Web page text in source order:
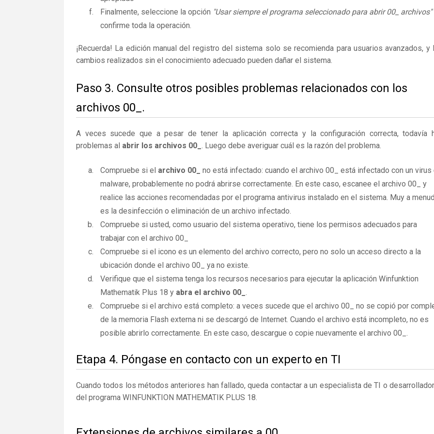
Finalmente, seleccione la opción "Usar siempre el programa seleccionado para abrir 00_ archivos"
confirme toda la operación.
¡Recuerda! La edición manual del registro del sistema solo se recomienda para usuarios avanzados, y
cambios realizados sin el conocimiento adecuado pueden dañar el sistema.
Paso 3. Consulte otros posibles problemas relacionados con los
archivos 00_.
A veces sucede que a pesar de tener la aplicación correcta y la configuración correcta, todavía
problemas al abrir los archivos 00_ . Luego debe averiguar cuál es la razón del problema.
Compruebe si el archivo 00_
no está infectado: cuando el archivo 00_ está infectado con un virus
malware, probablemente no podrá abrirse correctamente. En este caso, escanee el archivo 00_ y
realice las acciones recomendadas por el programa antivirus instalado en el sistema. Muy a
es la desinfección o eliminación de un archivo infectado.
Compruebe si usted, como usuario del sistema operativo, tiene los permisos adecuados para
trabajar con el archivo 00_
Compruebe si el icono es un elemento del archivo correcto, pero no solo un acceso directo a la
ubicación donde el archivo 00_ ya no existe.
Verifique que el sistema tenga los recursos necesarios para ejecutar la aplicación Winfunktion
Mathematik Plus 18 y abra el archivo 00_ .
Compruebe si el archivo está completo: a veces sucede que el archivo 00_ no se copió por
de la memoria Flash externa ni se descargó de Internet. Cuando el archivo está incompleto, no es
posible abrirlo correctamente. En este caso, descargue o copie nuevamente el archivo 00_.
Etapa 4. Póngase en contacto con un experto en TI
Cuando todos los métodos anteriores han fallado, queda contactar a un especialista de TI o
del programa WINFUNKTION MATHEMATIK PLUS 18.